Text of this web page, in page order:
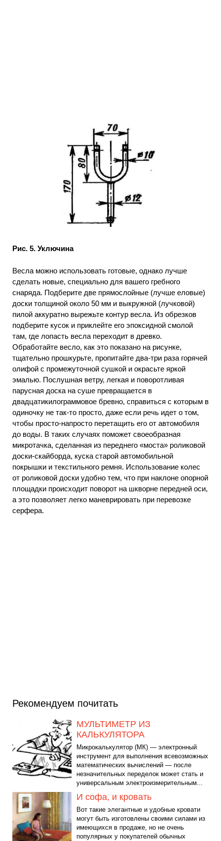
Рис. 5. Уключина
Весла можно использовать готовые, однако лучше
сделать новые, специально для вашего гребного
снаряда. Подберите две прямослойные (лучше еловые)
доски толщиной около 50 мм и выкружной (лучковой)
пилой аккуратно вырежьте контур весла. Из обрезков
подберите кусок и приклейте его эпоксидной смолой
там, где лопасть весла переходит в древко.
Обработайте весло, как это показано на рисунке,
тщательно прошкурьте, пропитайте два-три раза горячей
олифой с промежуточной сушкой и окрасьте яркой
эмалью. Послушная ветру, легкая и поворотливая
парусная доска на суше превращается в
двадцатикилограммовое бревно, справиться с которым в
одиночку не так-то просто, даже если речь идет о том,
чтобы просто-напросто перетащить его от автомобиля
до воды. В таких случаях поможет своеобразная
микротачка, сделанная из переднего «моста» роликовой
доски-скайборда, куска старой автомобильной
покрышки и текстильного ремня. Использование колес
от роликовой доски удобно тем, что при наклоне опорной
площадки происходит поворот на шкворне передней оси,
а это позволяет легко маневрировать при перевозке
серфера.
Рекомендуем почитать
МУЛЬТИМЕТР ИЗ
КАЛЬКУЛЯТОРА
Микрокалькулятор (МК) — электронный
инструмент для выполнения всевозможных
математических вычислений — после
незначительных переделок может стать и
универсальным электроизмерительным...
И софа, и кровать
Вот такие элегантные и удобные кровати
могут быть изготовлены своими силами из
имеющихся в продаже, но не очень
популярных у покупателей обычных